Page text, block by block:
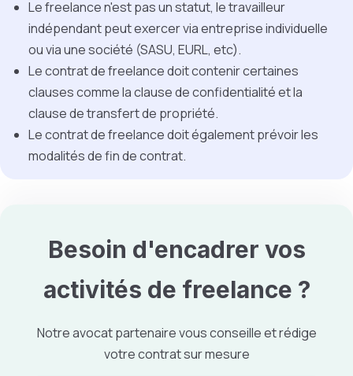
Le freelance n'est pas un statut, le travailleur
indépendant peut exercer via entreprise individuelle
ou via une société (SASU, EURL, etc).
Le contrat de freelance doit contenir certaines
clauses comme la clause de confidentialité et la
clause de transfert de propriété.
Le contrat de freelance doit également prévoir les
modalités de fin de contrat.
Besoin d'encadrer vos
activités de freelance ?
Notre avocat partenaire vous conseille et rédige
votre contrat sur mesure